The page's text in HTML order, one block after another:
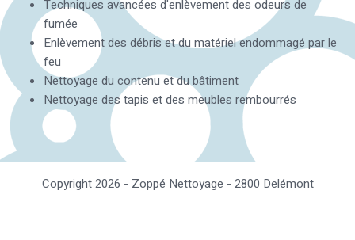
Techniques avancées d'enlèvement des odeurs de
fumée
Enlèvement des débris et du matériel endommagé par le
feu
Nettoyage du contenu et du bâtiment
Nettoyage des tapis et des meubles rembourrés
Copyright 2026 - Zoppé Nettoyage - 2800 Delémont